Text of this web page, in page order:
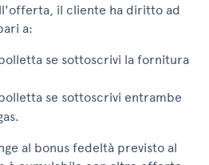
il cliente ha diritto ad
a:
se sottoscrivi la fornitura
se sottoscrivi entrambe
al bonus fedeltà previsto al